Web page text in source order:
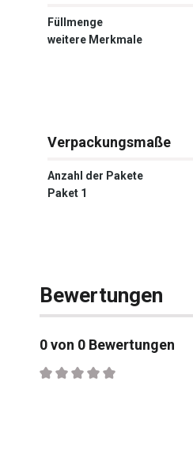
Füllmenge
weitere Merkmale
Verpackungsmaße
Anzahl der Pakete
Paket 1
Bewertungen
0 von 0 Bewertungen
Durchschnittliche